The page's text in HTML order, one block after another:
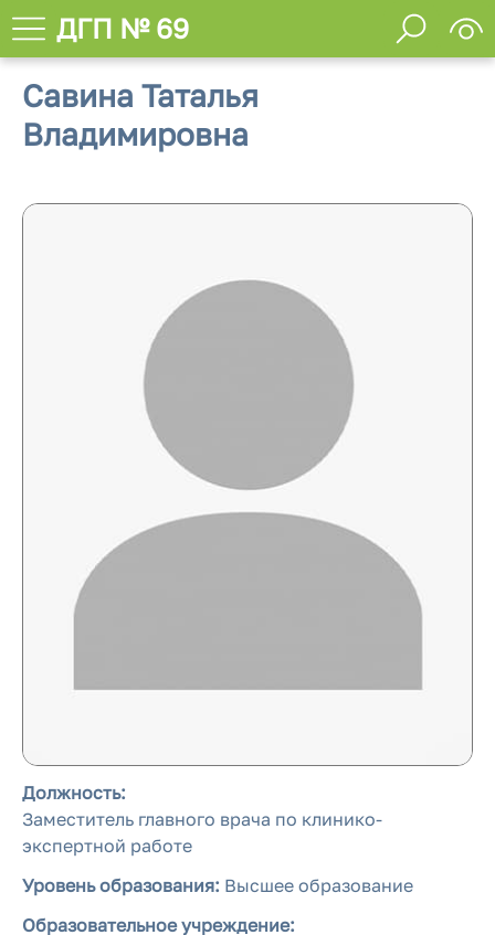
ДГП № 69
Савина Таталья
Владимировна
Должность:
Заместитель главного врача по клинико-
экспертной работе
Уровень образования: Высшее образование
Образовательное учреждение: